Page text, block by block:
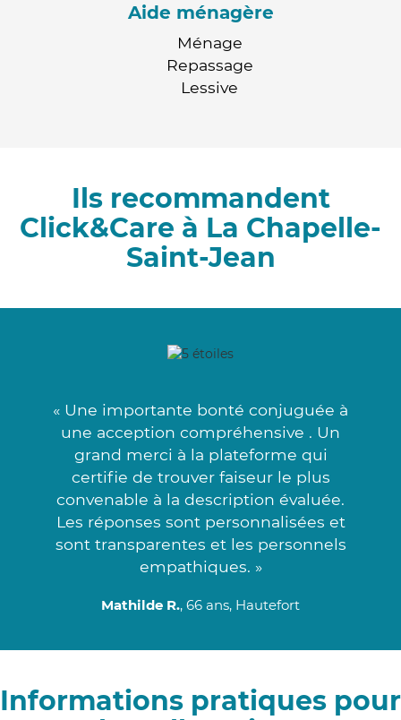
Aide ménagère
Ménage
Repassage
Lessive
Ils recommandent
Click&Care à La Chapelle-
Saint-Jean
« Une importante bonté conjuguée à
une acception compréhensive . Un
grand merci à la plateforme qui
certifie de trouver faiseur le plus
convenable à la description évaluée.
Les réponses sont personnalisées et
sont transparentes et les personnels
empathiques. »
Mathilde R., 66 ans, Hautefort
Informations pratiques pour